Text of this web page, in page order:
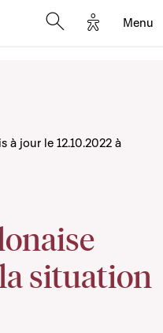
Options
Menu
situation
à jour le 12.10.2022 à